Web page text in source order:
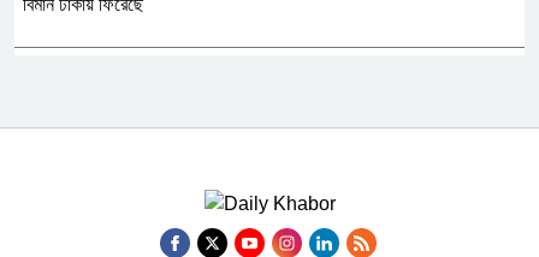
ঘিরে প্রশ্ন